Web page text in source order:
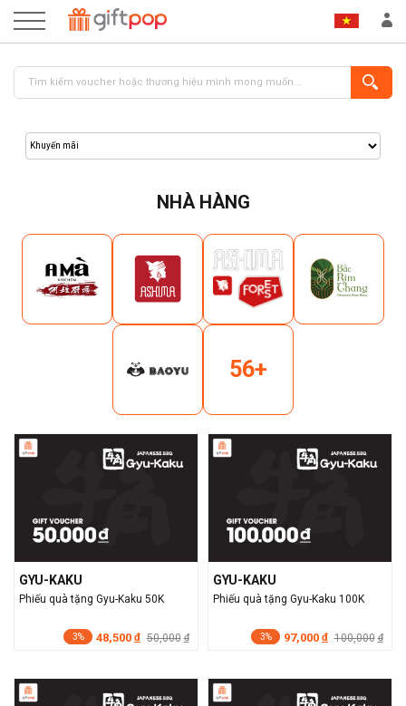
ĐĂNG NHẬP ĐĂNG KÝ
NHÀ HÀNG
56+
GYU-KAKU
Phiếu quà tặng Gyu-Kaku 50K
3% 48,500 đ 50,000 đ
GYU-KAKU
Phiếu quà tặng Gyu-Kaku 100K
3% 97,000 đ 100,000 đ